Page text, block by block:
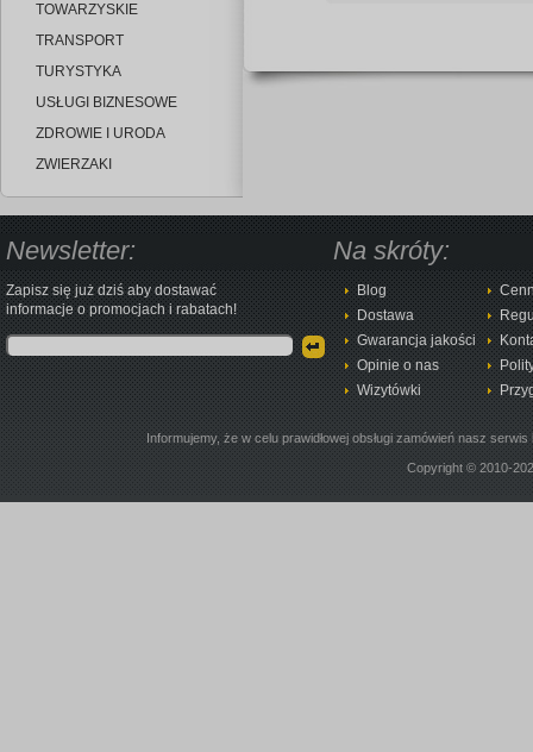
TOWARZYSKIE
TRANSPORT
TURYSTYKA
USŁUGI BIZNESOWE
ZDROWIE I URODA
ZWIERZAKI
Newsletter:
Zapisz się już dziś aby dostawać
informacje o promocjach i rabatach!
Na skróty:
Blog
Dostawa
Gwarancja jakości
Opinie o nas
Wizytówki
Informujemy, że w celu prawidłowej obsługi zamówień nasz
Copyright © 2010-